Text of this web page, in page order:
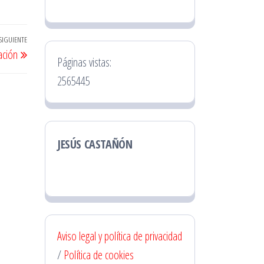
Entrada
siguiente
SIGUIENTE
Páginas vistas:
2565445
JESÚS CASTAÑÓN
Aviso legal y política de privacidad
/ Política de cookies